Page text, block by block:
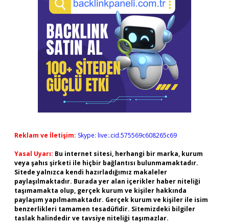
Reklam ve İletişim: Skype: live:.cid.575569c608265c69
Yasal Uyarı: Bu internet sitesi, herhangi bir marka, kurum
veya şahıs şirketi ile hiçbir bağlantısı bulunmamaktadır.
Sitede yalnızca kendi hazırladığımız makaleler
paylaşılmaktadır. Burada yer alan içerikler haber niteliği
taşımamakta olup, gerçek kurum ve kişiler hakkında
paylaşım yapılmamaktadır. Gerçek kurum ve kişiler ile isim
benzerlikleri tamamen tesadüfidir. Sitemizdeki bilgiler
taslak halindedir ve tavsiye niteliği taşımazlar.